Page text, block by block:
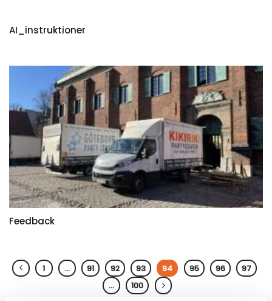
AI_instruktioner
Feedback
1 … 91 92 93 94 95 96
97
…
100